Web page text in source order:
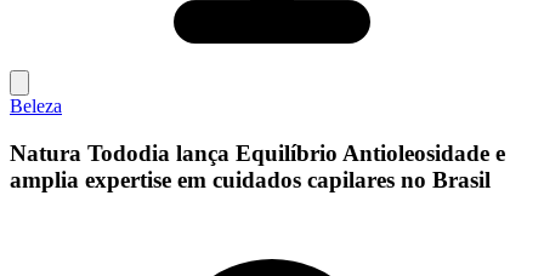
Beleza
Natura Tododia lança Equilíbrio Antioleosidade e
amplia expertise em cuidados capilares no Brasil